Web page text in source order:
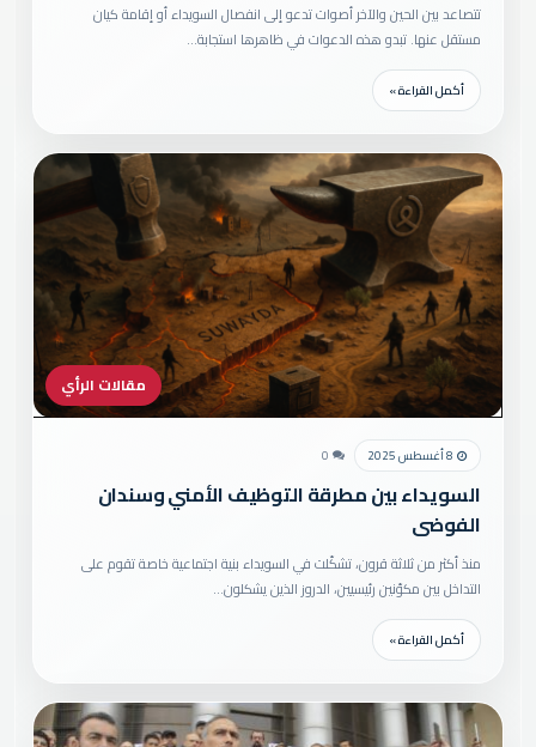
تتصاعد بين الحين والآخر أصوات تدعو إلى انفصال السويداء أو إقامة كيان
مستقل عنها. تبدو هذه الدعوات في ظاهرها استجابة…
أكمل القراءة »
مقالات الرأي
8 أغسطس 2025 0
السويداء بين مطرقة التوظيف الأمني وسندان
الفوضى
منذ أكثر من ثلاثة قرون، تشكّلت في السويداء بنية اجتماعية خاصة تقوم على
التداخل بين مكوّنين رئيسيين، الدروز الذين يشكلون…
أكمل القراءة »